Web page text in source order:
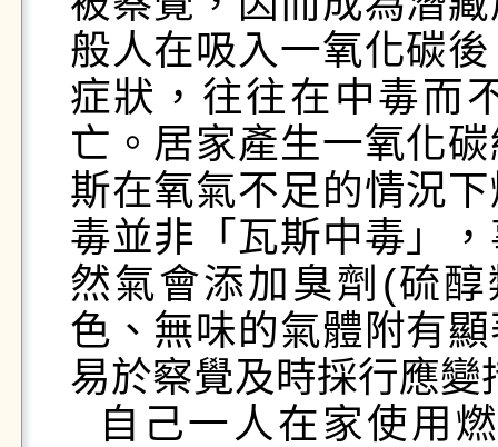
般人在吸入一氧化碳
症狀，往往在中毒而
亡。居家產生一氧化
斯在氧氣不足的情況
毒並非「瓦斯中毒」
然氣會添加臭劑(硫
色、無味的氣體附有
易於察覺及時採行應